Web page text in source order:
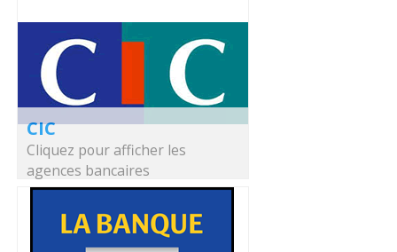
CIC
Cliquez pour afficher les
agences bancaires